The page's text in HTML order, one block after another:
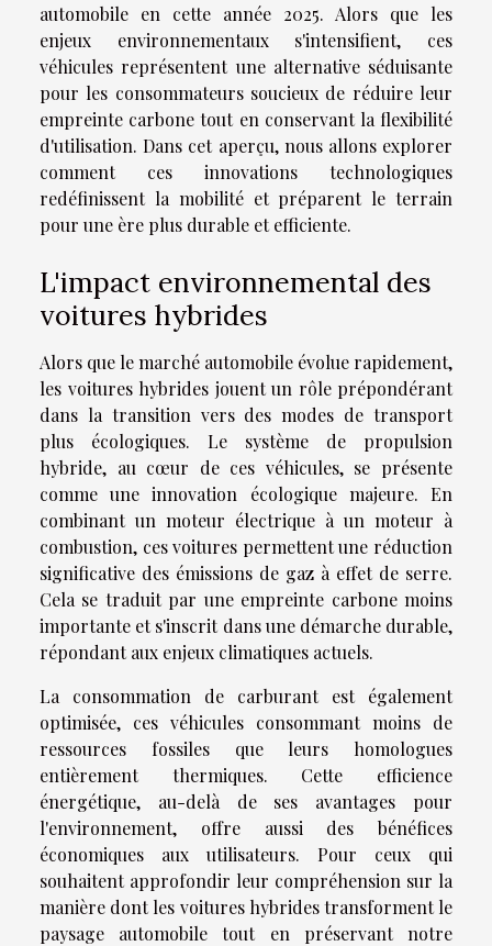
automobile en cette année 2025. Alors que les
enjeux environnementaux s'intensifient, ces
véhicules représentent une alternative séduisante
pour les consommateurs soucieux de réduire leur
empreinte carbone tout en conservant la flexibilité
d'utilisation. Dans cet aperçu, nous allons explorer
comment ces innovations technologiques
redéfinissent la mobilité et préparent le terrain
pour une ère plus durable et efficiente.
L'impact environnemental des
voitures hybrides
Alors que le marché automobile évolue rapidement,
les voitures hybrides jouent un rôle prépondérant
dans la transition vers des modes de transport
plus écologiques. Le système de propulsion
hybride, au cœur de ces véhicules, se présente
comme une innovation écologique majeure. En
combinant un moteur électrique à un moteur à
combustion, ces voitures permettent une réduction
significative des émissions de gaz à effet de serre.
Cela se traduit par une empreinte carbone moins
importante et s'inscrit dans une démarche durable,
répondant aux enjeux climatiques actuels.
La consommation de carburant est également
optimisée, ces véhicules consommant moins de
ressources fossiles que leurs homologues
entièrement thermiques. Cette efficience
énergétique, au-delà de ses avantages pour
l'environnement, offre aussi des bénéfices
économiques aux utilisateurs. Pour ceux qui
souhaitent approfondir leur compréhension sur la
manière dont les voitures hybrides transforment le
paysage automobile tout en préservant notre